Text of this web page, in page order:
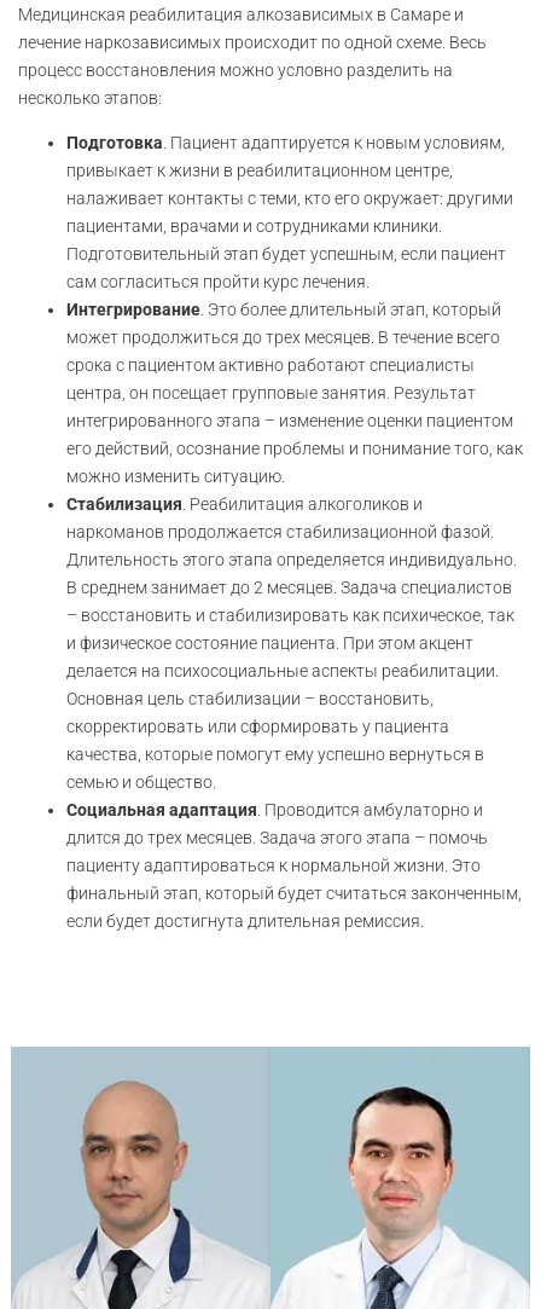
Медицинская реабилитация алкозависимых в Самаре и
лечение наркозависимых происходит по одной схеме. Весь
процесс восстановления можно условно разделить на
несколько этапов:
Подготовка. Пациент адаптируется к новым условиям,
привыкает к жизни в реабилитационном центре,
налаживает контакты с теми, кто его окружает: другими
пациентами, врачами и сотрудниками клиники.
Подготовительный этап будет успешным, если пациент
сам согласиться пройти курс лечения.
Интегрирование. Это более длительный этап, который
может продолжиться до трех месяцев. В течение всего
срока с пациентом активно работают специалисты
центра, он посещает групповые занятия. Результат
интегрированного этапа – изменение оценки пациентом
его действий, осознание проблемы и понимание того, как
можно изменить ситуацию.
Стабилизация. Реабилитация алкоголиков и
наркоманов продолжается стабилизационной фазой.
Длительность этого этапа определяется индивидуально.
В среднем занимает до 2 месяцев. Задача специалистов
– восстановить и стабилизировать как психическое, так
и физическое состояние пациента. При этом акцент
делается на психосоциальные аспекты реабилитации.
Основная цель стабилизации – восстановить,
скорректировать или сформировать у пациента
качества, которые помогут ему успешно вернуться в
семью и общество.
Социальная адаптация. Проводится амбулаторно и
длится до трех месяцев. Задача этого этапа – помочь
пациенту адаптироваться к нормальной жизни. Это
финальный этап, который будет считаться законченным,
если будет достигнута длительная ремиссия.